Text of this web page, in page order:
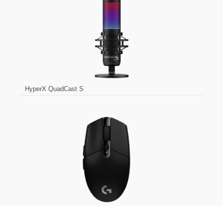
HyperX QuadCast S